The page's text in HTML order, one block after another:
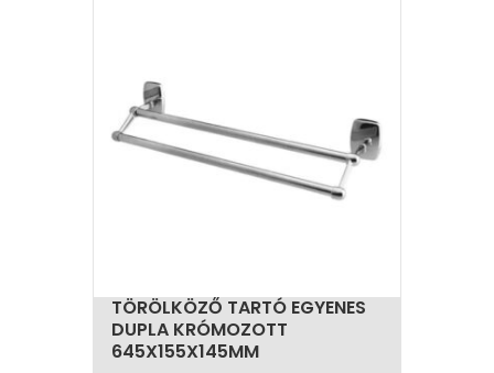
TÖRÖLKÖZŐ TARTÓ EGYENES
DUPLA KRÓMOZOTT
645X155X145MM